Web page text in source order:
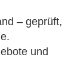
– geprüft,
und